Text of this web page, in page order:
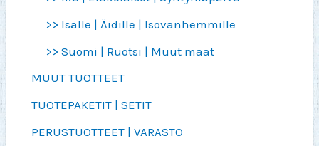
>> Isälle | Äidille | Isovanhemmille
>> Suomi | Ruotsi | Muut maat
MUUT TUOTTEET
TUOTEPAKETIT | SETIT
PERUSTUOTTEET | VARASTO